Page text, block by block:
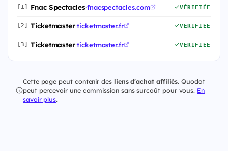
[1] Fnac Spectacles·fnacspectacles.com VÉRIFIÉE
[2] Ticketmaster·ticketmaster.fr VÉRIFIÉE
[3] Ticketmaster·ticketmaster.fr VÉRIFIÉE
Cette page peut contenir des liens d'achat affiliés. Quodat
peut percevoir une commission sans surcoût pour vous. En
savoir plus.